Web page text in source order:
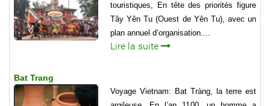
touristiques, En tête des priorités figure
Tây Yên Tu (Ouest de Yên Tu), avec un
plan annuel d’organisation....
Lire la suite
Bat Trang
Voyage Vietnam: Bat Tràng, la terre est